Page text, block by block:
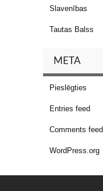
Slavenības
Tautas Balss
META
Pieslēgties
Entries feed
Comments feed
WordPress.org